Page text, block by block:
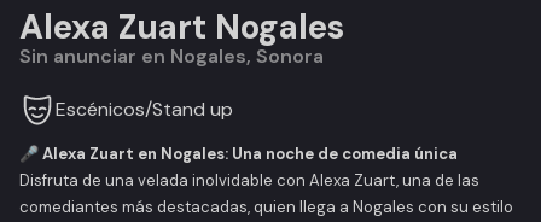
Alexa Zuart Nogales
Sin anunciar en Nogales, Sonora
Escénicos/Stand up
🎤 Alexa Zuart en Nogales: Una noche de comedia única
Disfruta de una velada inolvidable con Alexa Zuart, una de las
comediantes más destacadas, quien llega a Nogales con su estilo